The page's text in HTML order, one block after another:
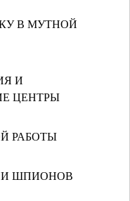
В МУТНОЙ
И
ЦЕНТРЫ
РАБОТЫ
ШПИОНОВ